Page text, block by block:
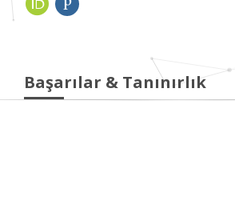
Başarılar & Tanınırlık